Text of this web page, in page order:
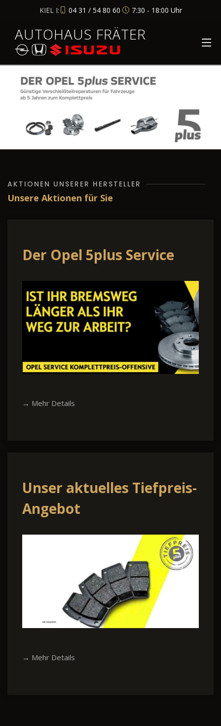
KIEL I: 04 31 / 54 80 60 7:30 - 18:00 Uhr
AUTOHAUS FRÄTER
AKTIONEN UNSERER HERSTELLER
Unsere Aktionen für Sie
Der Opel 5plus Service
→ Mehr Details
Unser aktuelles Tiefpreis-
Angebot
→ Mehr Details